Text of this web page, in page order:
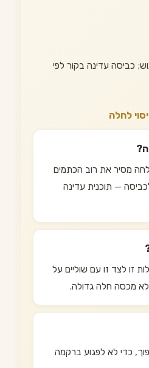
כביסה עדינה בקור לפי
לחלה
לחה מסיר את רוב הכתמים
— תוכנית עדינה
זו לצד זו עם שוליים על
לא מכסה חלה גדולה.
כדי לא לפגוע ברקמה